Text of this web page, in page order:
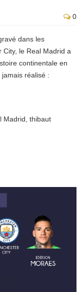
0
dans les
le Real Madrid a
continentale en
jamais réalisé :
Madrid thibaut